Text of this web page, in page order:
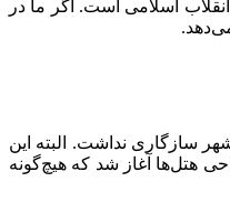
‌اسلامی است. اگر ما در
سازگاری نداشت. البته این
هتل‌ها آغاز شد که هیچ‌گونه